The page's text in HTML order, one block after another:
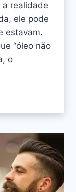
a realidade
ele pode
estavam.
“óleo não
o